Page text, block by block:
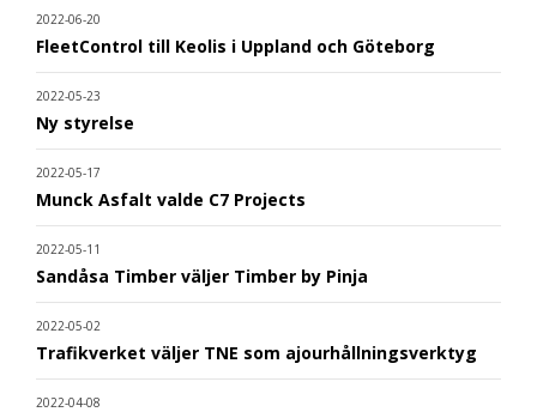
2022-06-20
FleetControl till Keolis i Uppland och Göteborg
2022-05-23
Ny styrelse
2022-05-17
Munck Asfalt valde C7 Projects
2022-05-11
Sandåsa Timber väljer Timber by Pinja
2022-05-02
Trafikverket väljer TNE som ajourhållningsverktyg
2022-04-08